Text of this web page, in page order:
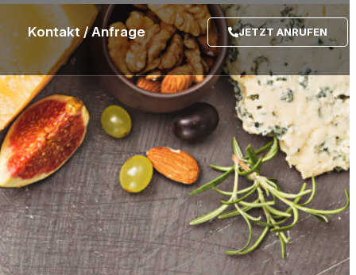
Kontakt / Anfrage JETZT ANRUFEN